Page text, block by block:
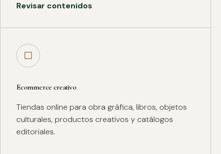
Revisar contenidos
□
Ecommerce creativo
Tiendas online para obra gráfica, libros, objetos
culturales, productos creativos y catálogos
editoriales.